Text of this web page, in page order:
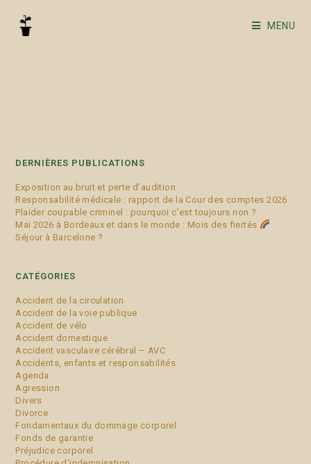
MENU
DERNIÈRES PUBLICATIONS
Exposition au bruit et perte d’audition
Responsabilité médicale : rapport de la Cour des comptes 2026
Plaider coupable criminel : pourquoi c’est toujours non ?
Mai 2026 à Bordeaux et dans le monde : Mois des fiertés
Séjour à Barcelone ?
CATÉGORIES
Accident de la circulation
Accident de la voie publique
Accident de vélo
Accident domestique
Accident vasculaire cérébral – AVC
Accidents, enfants et responsabilités
Agenda
Agression
Divers
Divorce
Fondamentaux du dommage corporel
Fonds de garantie
Préjudice corporel